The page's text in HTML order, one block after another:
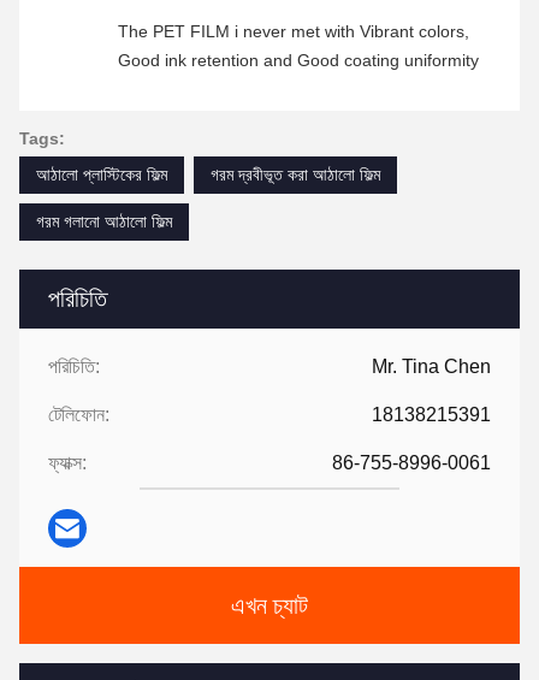
পরিচিতি
পরিচিতি: Mr. Tina Chen
টেলিফোন: 18138215391
ফ্যাক্স: 86-755-8996-0061
এখন চ্যাট
The PET FILM i never met with Vibrant colors,
Good ink retention and Good coating uniformity
Tags:
আঠালো প্লাস্টিকের ফিল্ম
গরম দ্রবীভূত করা আঠালো ফিল্ম
গরম গলানো আঠালো ফিল্ম